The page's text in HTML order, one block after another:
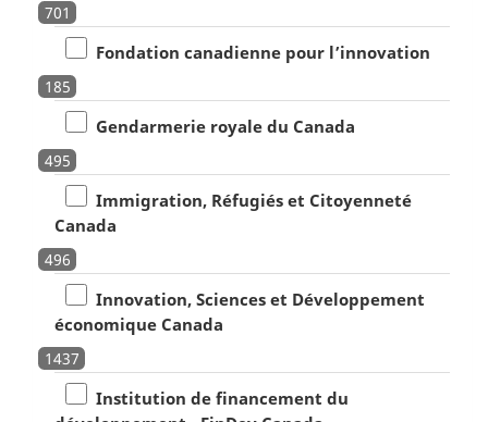
701
Fondation canadienne pour l’innovation
185
Gendarmerie royale du Canada
495
Immigration, Réfugiés et Citoyenneté
Canada
496
Innovation, Sciences et Développement
économique Canada
1437
Institution de financement du